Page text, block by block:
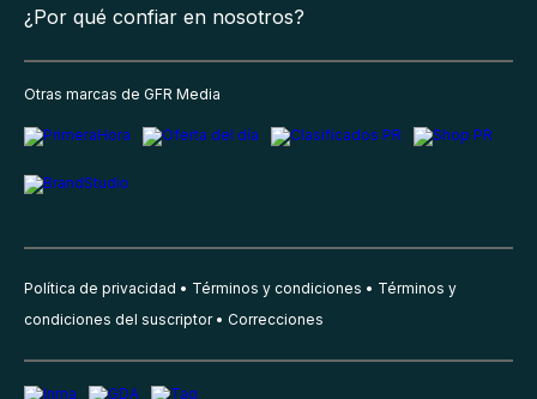
¿Por qué confiar en nosotros?
Otras marcas de GFR Media
Política de privacidad Términos y condiciones
Términos y
condiciones del suscriptor
Correcciones